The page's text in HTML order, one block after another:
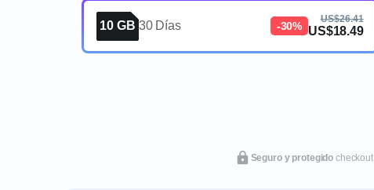
10 GB 30 Días -30%
US$26.41
US$18.49
Seguro y protegido checkout